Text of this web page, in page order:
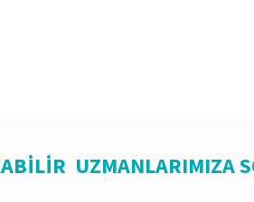
UZMANLARIMIZA